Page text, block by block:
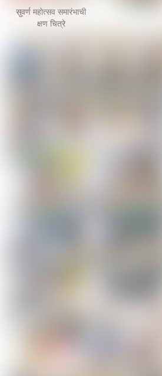
सुवर्ण महोत्सव समारंभाची
क्षण चित्रे